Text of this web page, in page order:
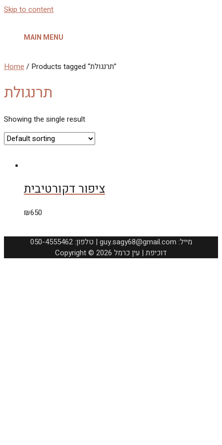
Skip to content
MAIN MENU
Home / Products tagged “תרנגולת”
תרנגולת
Showing the single result
ציפור דקורטיבית
₪650
050-4555462 :טלפון | guy.sagy68@gmail.com :מייל
Copyright © 2026 דוכיפת | עין כרמל